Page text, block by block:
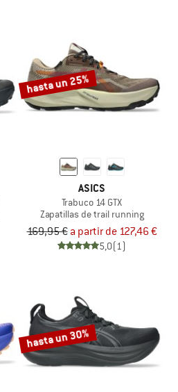
hasta un 25%
ASICS
Trabuco 14 GTX
Zapatillas de trail running
169,95 € a partir de 127,46 €
5,0(1)
hasta un 30%